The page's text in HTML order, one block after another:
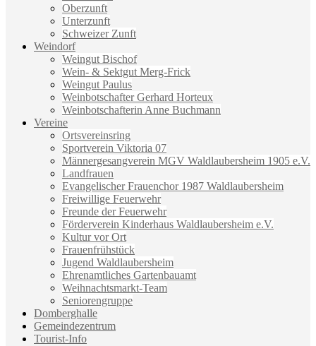
Oberzunft
Unterzunft
Schweizer Zunft
Weindorf
Weingut Bischof
Wein- & Sektgut Merg-Frick
Weingut Paulus
Weinbotschafter Gerhard Horteux
Weinbotschafterin Anne Buchmann
Vereine
Ortsvereinsring
Sportverein Viktoria 07
Männergesangverein MGV Waldlaubersheim 1905 e.V.
Landfrauen
Evangelischer Frauenchor 1987 Waldlaubersheim
Freiwillige Feuerwehr
Freunde der Feuerwehr
Förderverein Kinderhaus Waldlaubersheim e.V.
Kultur vor Ort
Frauenfrühstück
Jugend Waldlaubersheim
Ehrenamtliches Gartenbauamt
Weihnachtsmarkt-Team
Seniorengruppe
Domberghalle
Gemeindezentrum
Tourist-Info